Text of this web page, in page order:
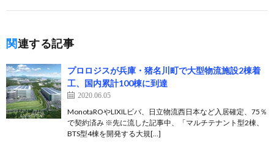
関連する記事
プロロジスが兵庫・猪名川町で大型物流施設2棟着
工、国内累計100棟に到達
2020.06.05
MonotaROやLIXILビバ、日立物流西日本など入居確定、75％
で契約済み ※先に流した記事中、「マルチテナント型2棟、
BTS型4棟を開発する大規[…]